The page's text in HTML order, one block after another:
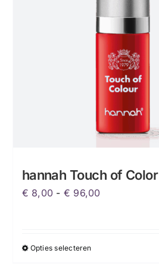
hannah Touch of Color
€ 8,00 - € 96,00
Opties selecterenDit